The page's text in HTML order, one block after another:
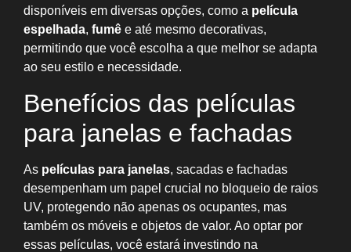
disponíveis em diversas opções, como a película
espelhada, fumê e até mesmo decorativas,
permitindo que você escolha a que melhor se adapta
ao seu estilo e necessidade.
Benefícios das películas
para janelas e fachadas
As películas para janelas, sacadas e fachadas
desempenham um papel crucial no bloqueio de raios
UV, protegendo não apenas os ocupantes, mas
também os móveis e objetos de valor. Ao optar por
essas películas, você estará investindo na